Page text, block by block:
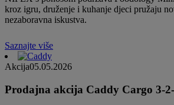
kroz igru, druženje i kuhanje djeci pružaju
nezaboravna iskustva.
Saznajte više
Akcija05.05.2026
Prodajna akcija Caddy Cargo 3-